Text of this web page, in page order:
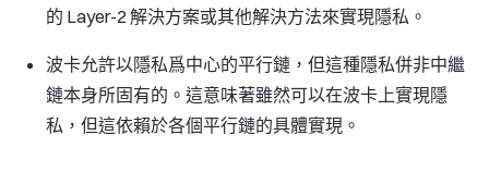
的 Layer-2 解決方案或其他解決方法來實現隱私。
波卡允許以隱私爲中心的平行鏈，但這種隱私併非中繼
鏈本身所固有的。這意味著雖然可以在波卡上實現隱
私，但這依賴於各個平行鏈的具體實現。